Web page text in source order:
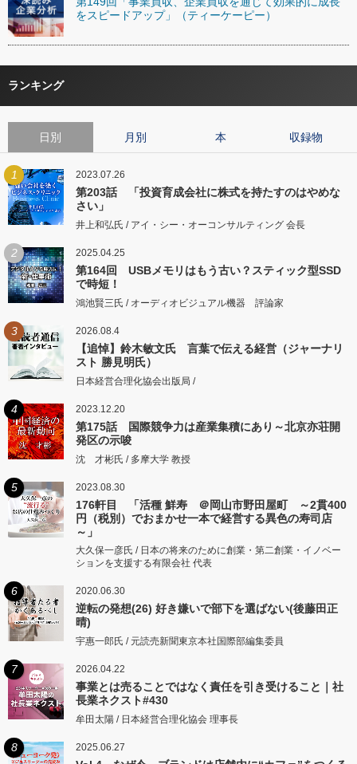
をスピードアップ」（ティーケーピー）
ランキング
日別 月別 本 収録物
1 2023.07.26
第203話 「投資育成会社に株式を持たすのはやめな
さい」
井上和弘氏 / アイ・シー・オーコンサルティング 会長
2 2025.04.25
第164回 USBメモリはもう古い？スティック型SSD
で時短！
鴻池賢三氏 / オーディオビジュアル機器 評論家
3 2026.08.4
【追悼】鈴木敏文氏 言葉で伝える経営（ジャーナリ
スト 勝見明氏）
日本経営合理化協会出版局 /
4 2023.12.20
第175話 国際競争力は産業集積にあり～北京亦荘開
発区の示唆
沈 才彬氏 / 多摩大学 教授
5 2023.08.30
176軒目 「活種 鮮寿 ＠岡山市野田屋町 ～2貫400
円（税別）でおまかせ一本で経営する異色の寿司店
～」
大久保一彦氏 / 日本の将来のために創業・第二創業・イノベー
ションを支援する有限会社 代表
6 2020.06.30
逆転の発想(26) 好き嫌いで部下を選ばない(後藤田正
晴)
宇惠一郎氏 / 元読売新聞東京本社国際部編集委員
7 2026.04.22
事業とは売ることではなく責任を引き受けること｜社
長業ネクスト#430
牟田太陽 / 日本経営合理化協会 理事長
8 2025.06.27